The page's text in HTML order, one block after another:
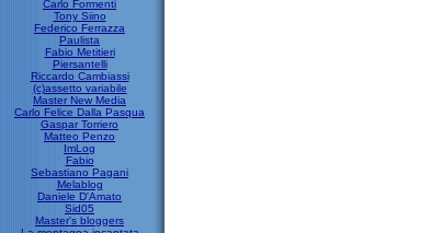
Carlo Formenti
Tony Siino
Federico Ferrazza
Paulista
Fabio Metitieri
Piersantelli
Riccardo Cambiassi
(c)assetto variabile
Master New Media
Carlo Felice Dalla Pasqua
Gaspar Torriero
Matteo Penzo
ImLog
Fabio
Sebastiano Pagani
Melablog
Daniele D'Amato
Sid05
Master's bloggers